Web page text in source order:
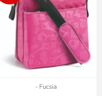
- Fucsia